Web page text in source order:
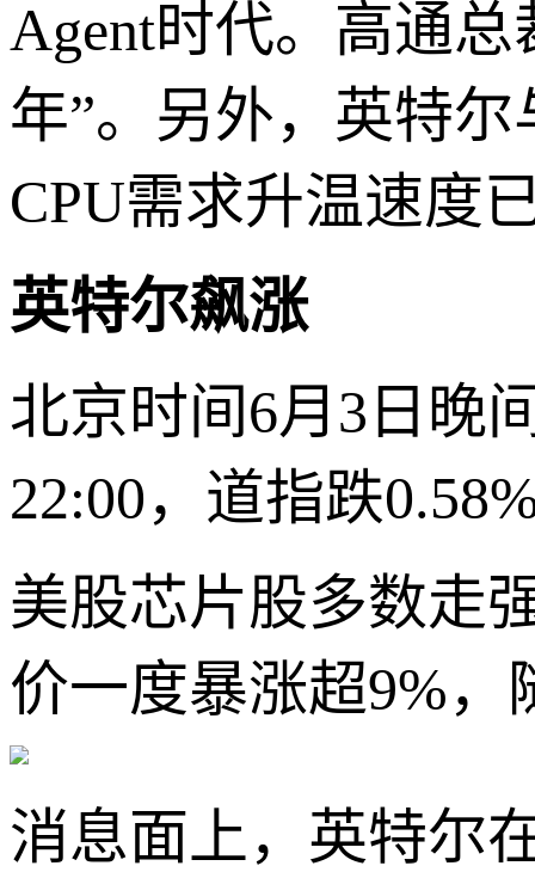
Agent时代。高通总
年”。另外，英特
CPU需求升温速度
英特尔飙涨
北京时间6月3日晚
22:00，道指跌
美股芯片股多数走
价一度暴涨超9%，
消息面上，英特尔